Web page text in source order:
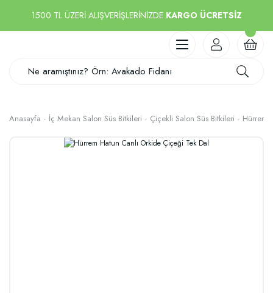
1500 TL ÜZERİ ALIŞVERİŞLERİNİZDE KARGO ÜCRETSİZ
Anasayfa İç Mekan Salon Süs Bitkileri Çiçekli Salon Süs Bitkileri Hürrem